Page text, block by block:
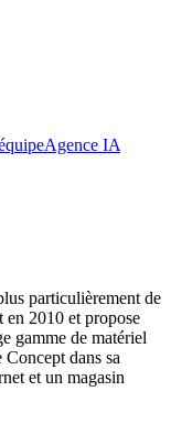
Agence IA
particulièrement de
en 2010 et propose
gamme de matériel
dans sa
et un magasin